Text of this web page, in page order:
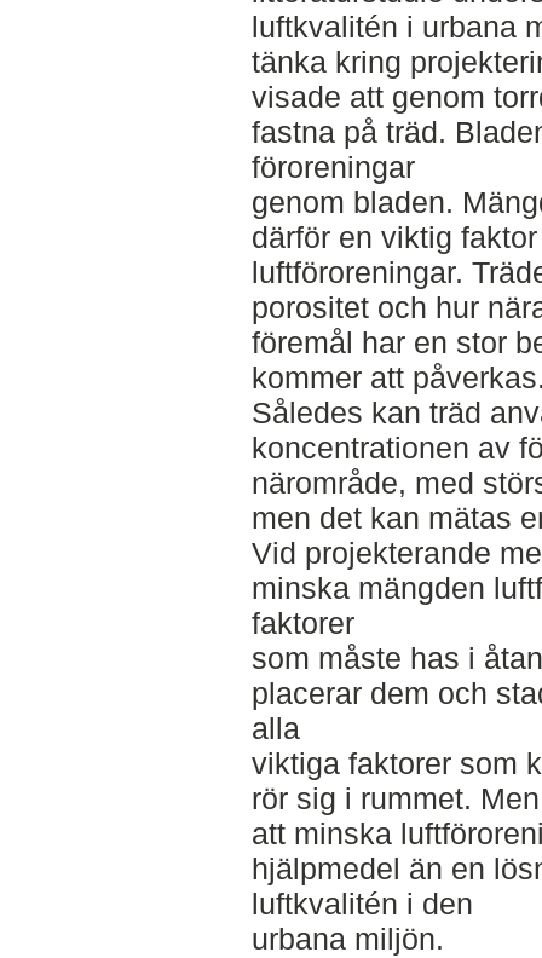
luftkvalitén i urbana
tänka kring
visade att genom
fastna på träd.
föroreningar
genom bladen.
därför en viktig
luftföroreningar.
porositet och hur
föremål har en stor
kommer att
Således kan träd
koncentrationen av
närområde, med
men det kan mätas
Vid projekterande
minska mängden
faktorer
som måste has i
placerar dem och
alla
viktiga faktorer som
rör sig i rummet.
att minska
hjälpmedel än en
luftkvalitén i den
urbana miljön.